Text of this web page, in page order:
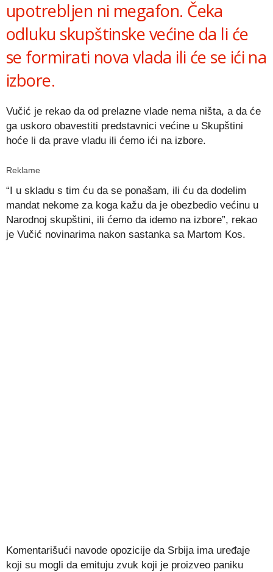
upotrebljen ni megafon. Čeka
odluku skupštinske većine da li će
se formirati nova vlada ili će se ići na
izbore.
Vučić je rekao da od prelazne vlade nema ništa, a da će
ga uskoro obavestiti predstavnici većine u Skupštini
hoće li da prave vladu ili ćemo ići na izbore.
Reklame
“I u skladu s tim ću da se ponašam, ili ću da dodelim
mandat nekome za koga kažu da je obezbedio većinu u
Narodnoj skupštini, ili ćemo da idemo na izbore”, rekao
je Vučić novinarima nakon sastanka sa Martom Kos.
Komentarišući navode opozicije da Srbija ima uređaje
koji su mogli da emituju zvuk koji je proizveo paniku